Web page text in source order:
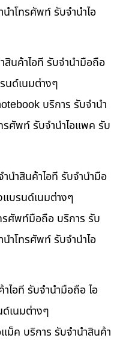
ำโทรศัพท์ รับจำนำไอ
นค้าไอที รับจำนำมือถือ
นด์เนมต่างๆ
บริการ รับจำนำ
รศัพท์ รับจำนำไอแพค รับ
นำสินค้าไอที รับจำนำมือ
บรนด์เนมต่างๆ
รศัพท์มือถือ บริการ รับ
ำโทรศัพท์ รับจำนำไอ
ไอที รับจำนำมือถือ ไอ
เนมต่างๆ
ม็ค บริการ รับจำนำสินค้า